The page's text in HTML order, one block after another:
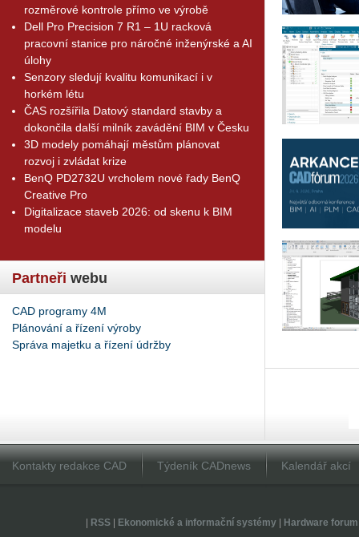
rozměrové kontrole přímo ve výrobě
Dell Pro Precision 7 R1 – 1U racková
pracovní stanice pro náročné inženýrské a AI
úlohy
Senzory sledují kvalitu komunikací i v
horkém létu
ČAS rozšířila Datový standard stavby a
dokončila další milník zavádění BIM v Česku
3D modely pomáhají městům plánovat
rozvoj i zvládat krize
BenQ PD2732U vrcholem nové řady BenQ
Creative Pro
Digitalizace staveb 2026: od skenu k BIM
modelu
Partneři webu
CAD programy 4M
Plánování a řízení výroby
Správa majetku a řízení údržby
Kontakty redakce CAD Týdeník CADnews Kalendář akcí
RSS| Ekonomické a informační systémy| Hardware forum